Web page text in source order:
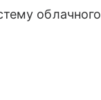
облачного